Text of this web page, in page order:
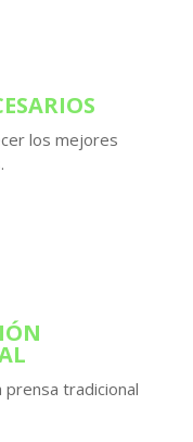
los mejores
prensa tradicional